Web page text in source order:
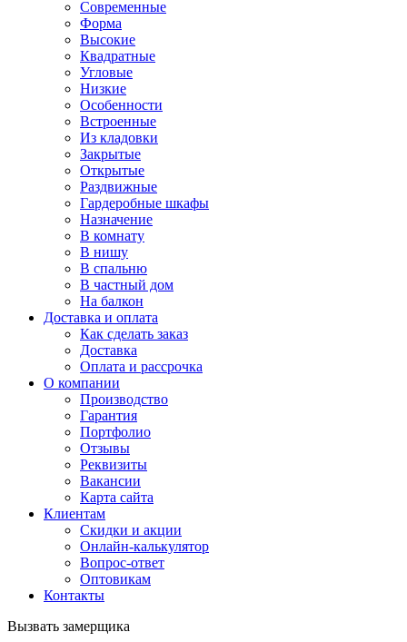
Современные
Форма
Высокие
Квадратные
Угловые
Низкие
Особенности
Встроенные
Из кладовки
Закрытые
Открытые
Раздвижные
Гардеробные шкафы
Назначение
В комнату
В нишу
В спальню
В частный дом
На балкон
Доставка и оплата
Как сделать заказ
Доставка
Оплата и рассрочка
О компании
Производство
Гарантия
Портфолио
Отзывы
Реквизиты
Вакансии
Карта сайта
Клиентам
Скидки и акции
Онлайн-калькулятор
Вопрос-ответ
Оптовикам
Контакты
Вызвать замерщика